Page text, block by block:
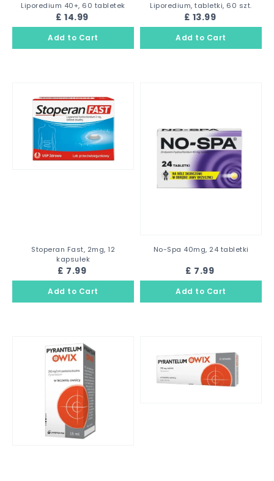
Liporedium 40+, 60 tabletek
£ 14.99
Liporedium, tabletki, 60 szt.
£ 13.99
Stoperan Fast, 2mg, 12
kapsułek
£ 7.99
No-Spa 40mg, 24 tabletki
£ 7.99